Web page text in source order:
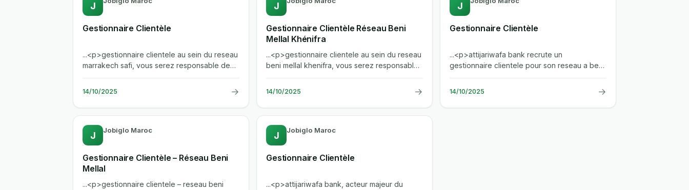
J
Gestionnaire Clientèle
...<p>gestionnaire clientele au sein du reseau
marrakech safi, vous serez responsable de
l'accueil et de l'orientation des...
14/10/2025 →
J
Gestionnaire Clientèle Réseau Beni
Mellal Khénifra
...<p>gestionnaire clientele au sein du reseau
beni mellal khenifra, vous serez responsable
de l'accueil, de la gestion de...
14/10/2025 →
J
Gestionnaire Clientèle
...<p>attijariwafa bank recrute un
gestionnaire clientele pour son reseau a beni
mellal et khenifra. le poste, base a...
14/10/2025 →
J Jobiglo Maroc
Gestionnaire Clientèle – Réseau Beni
Mellal
...<p>gestionnaire clientele – reseau beni
J Jobiglo Maroc
Gestionnaire Clientèle
...<p>attijariwafa bank, acteur majeur du